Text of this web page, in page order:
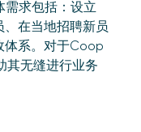
求包括：设立
、在当地招聘新员
体系。对于Coop
其无缝进行业务